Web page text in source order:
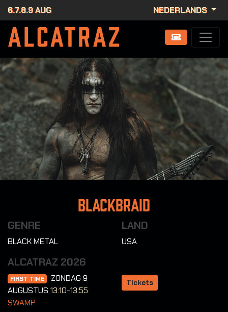
6.7.8.9 AUG NEDERLANDS
Blackbraid
GENRE
BLACK METAL
LAND
USA
ALCATRAZ 2026
FIRST TIME
ZONDAG 9
AUGUSTUS 13:10-13:55
SWAMP
Tickets